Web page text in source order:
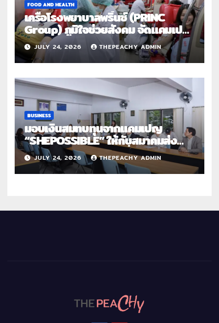
FOOD AND HEALTH
เครือโรงพยาบาลพริ้นซ์ (PRINC
Group) ภูมิใจช่วยสังคม จัดแคมเปญ
ใหญ่ระดับประเทศ “PRINC ผสาน :
สานต่อการให้ไม่สิ้นสุด”
JULY 24, 2026 THEPEACHY ADMIN
BUSINESS
มอบเงินสมทบทุนจากแคมเปญ
“SHEPOSSIBLE” ให้กับสมาคมส่ง
เสริมสถานภาพสตรีฯ เนื่องในวันสตรี
สากล 2569
JULY 24, 2026 THEPEACHY ADMIN